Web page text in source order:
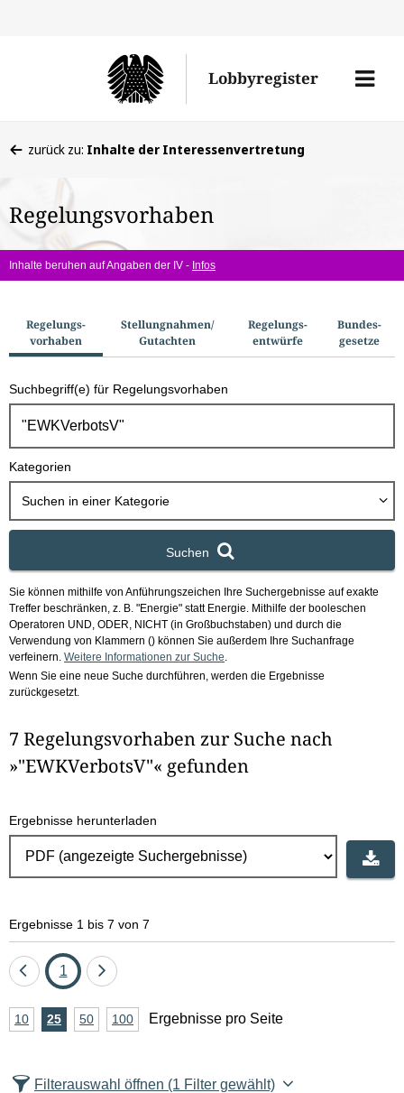
den
Lobbyregister
Menü
befinden
hier:
zurück zu: Inhalte der Interessenvertretung
Regelungsvorhaben
Inhalte beruhen auf Angaben der IV - Infos
u
c
h
o
Regelungs­
vorhaben
Stellungnahmen/​
Gutachten
Regelungs­
entwürfe
Bundes­
gesetze
Suchbegriff(e) für Regelungsvorhaben
Kategorien
Suchen in einer Kategorie
Suchen
Sie können mithilfe von Anführungszeichen Ihre Suchergebnisse auf exakte
Treffer beschränken, z. B. "Energie" statt Energie. Mithilfe der booleschen
Operatoren UND, ODER, NICHT (in Großbuchstaben) und durch die
Verwendung von Klammern () können Sie außerdem Ihre Suchanfrage
verfeinern. Weitere Informationen zur Suche
Wenn Sie eine neue Suche durchführen, werden die Ergebnisse
zurückgesetzt.
7 Regelungsvorhaben zur Suche nach
»"EWKVerbotsV"« gefunden
Ergebnisse herunterladen
Ergebnisse 1 bis 7 von 7
Eine
zurück
Seite
1
Eine
vor
A
z
10Ergebnisse
25Ergebnisse
50Ergebnisse
100Ergebnisse
Ergebnisse pro Seite
Filterauswahl öffnen (1 Filter gewählt)